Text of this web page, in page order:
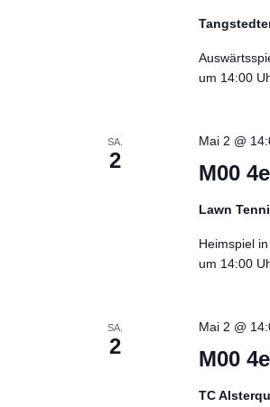
um 14:00
SA.
2
M00
Mai 2 @
Lawn
Heimspiel
um 14:00
SA.
2
M00
Mai 2 @
TC